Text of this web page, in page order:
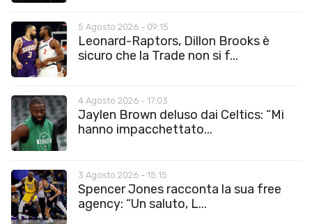
5 Agosto 2026 - 09:15
Leonard-Raptors, Dillon Brooks è
sicuro che la Trade non si f...
4 Agosto 2026 - 17:03
Jaylen Brown deluso dai Celtics: “Mi
hanno impacchettato...
3 Agosto 2026 - 15:15
Spencer Jones racconta la sua free
agency: “Un saluto, L...